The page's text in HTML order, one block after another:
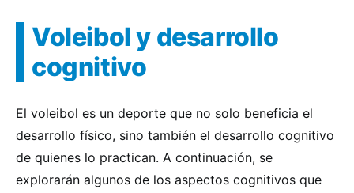
Voleibol y desarrollo
cognitivo
El voleibol es un deporte que no solo beneficia el
desarrollo físico, sino también el desarrollo cognitivo
de quienes lo practican. A continuación, se
explorarán algunos de los aspectos cognitivos que